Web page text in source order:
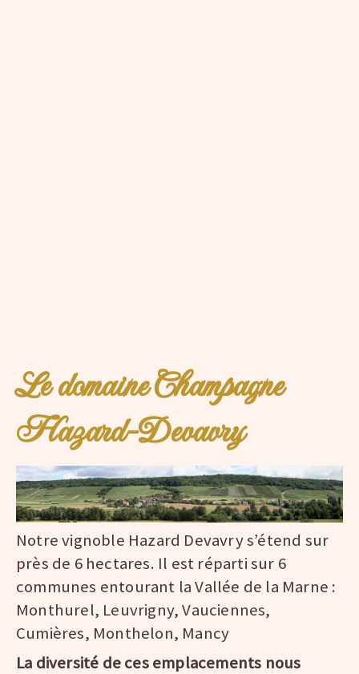
Le domaine Champagne
Hazard-Devavry
Notre vignoble Hazard Devavry s’étend sur
près de 6 hectares. Il est réparti sur 6
communes entourant la Vallée de la Marne :
Monthurel, Leuvrigny, Vauciennes,
Cumières, Monthelon, Mancy
La diversité de ces emplacements nous